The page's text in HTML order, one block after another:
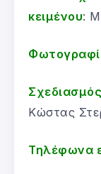
κειμένου:
Κώστας
Τηλέφωνα